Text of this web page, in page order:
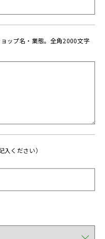
ョップ名・業態。全角2000文字
入ください）